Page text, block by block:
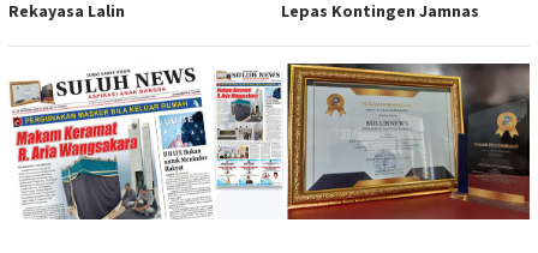
Rekayasa Lalin
Lepas Kontingen Jamnas